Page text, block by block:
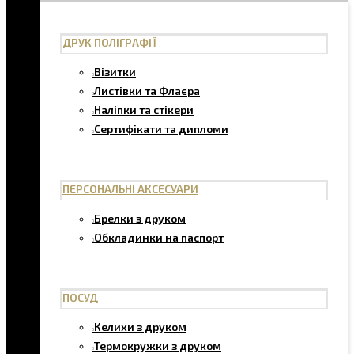
ДРУК ПОЛІГРАФІЇ
Візитки
Листівки та Флаєра
Наліпки та стікери
Сертифікати та дипломи
ПЕРСОНАЛЬНІ АКСЕСУАРИ
Брелки з друком
Обкладинки на паспорт
ПОСУД
Келихи з друком
Термокружки з друком